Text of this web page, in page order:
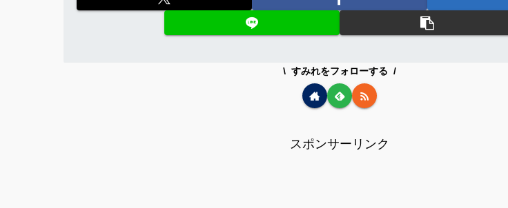
すみれをフォローする
スポンサーリンク